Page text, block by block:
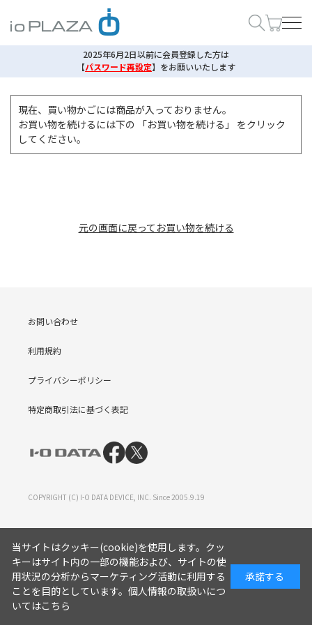
2025年6月2日以前に会員登録した方は
【パスワード再設定】 をお願いいたします
現在、買い物かごには商品が入っておりません。
お買い物を続けるには下の 「お買い物を続ける」 をクリック
してください。
元の画面に戻ってお買い物を続ける
お問い合わせ
利用規約
プライバシーポリシー
特定商取引法に基づく表記
COPYRIGHT (C) I-O DATA DEVICE, INC. Since 2005.9.19
当サイトはクッキー(cookie)を使用します。クッ
キーはサイト内の一部の機能および、サイトの使
用状況の分析からマーケティング活動に利用する
ことを目的としています。 個人情報の取扱いにつ
いてはこちら
承諾する